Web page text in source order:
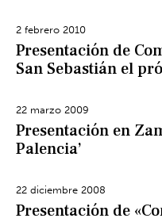
2 febrero 2010
Presentación de
San Sebastián el
22 marzo 2009
Presentación en
Palencia’
22 diciembre 2008
Presentación de